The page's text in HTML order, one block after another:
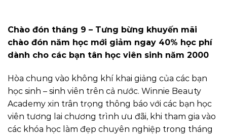
Chào đón tháng 9 – Tưng bừng khuyến mãi
chào đón năm học mới giảm ngay 40% học phí
dành cho các bạn tân học viên sinh năm 2000
Hòa chung vào không khí khai giảng của các bạn
học sinh – sinh viên trên cả nước. Winnie Beauty
Academy xin trân trọng thông báo với các bạn học
viên tương lai chương trình ưu đãi, khi tham gia vào
các khóa học làm đẹp chuyên nghiệp trong tháng